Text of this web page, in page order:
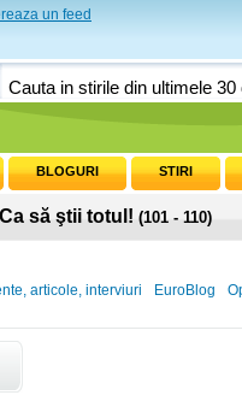
un feed
BLOGURI STIRI
să ştii totul! (101 - 110)
articole, interviuri EuroBlog